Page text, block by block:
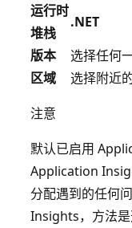
运行时
堆栈
.NET
版本
选择任何
区域
选择附近
注意
默认已启用
Application
分配遇到的任何
Insights，方法是